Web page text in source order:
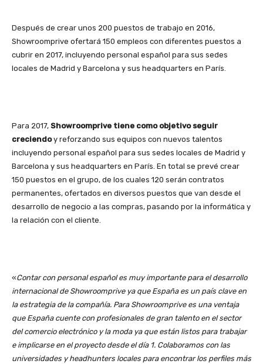
Después de crear unos 200 puestos de trabajo en 2016,
Showroomprive ofertará 150 empleos con diferentes puestos a
cubrir en 2017, incluyendo personal español para sus sedes
locales de Madrid y Barcelona y sus headquarters en París.
Para 2017, Showroomprive tiene como objetivo seguir
creciendoy reforzando sus equipos con nuevos talentos
incluyendo personal español para sus sedes locales de Madrid y
Barcelona y sus headquarters en París. En total se prevé crear
150 puestos en el grupo, de los cuales 120 serán contratos
permanentes, ofertados en diversos puestos que van desde el
desarrollo de negocio a las compras, pasando por la informática y
la relación con el cliente.
«Contar con personal español es muy importante para el desarrollo
internacional de Showroomprive ya que España es un país clave en
la estrategia de la compañía. Para Showroomprive es una ventaja
que España cuente con profesionales de gran talento en el sector
del comercio electrónico y la moda ya que están listos para trabajar
e implicarse en el proyecto desde el día 1. Colaboramos con las
universidades y headhunters locales para encontrar los perfiles más